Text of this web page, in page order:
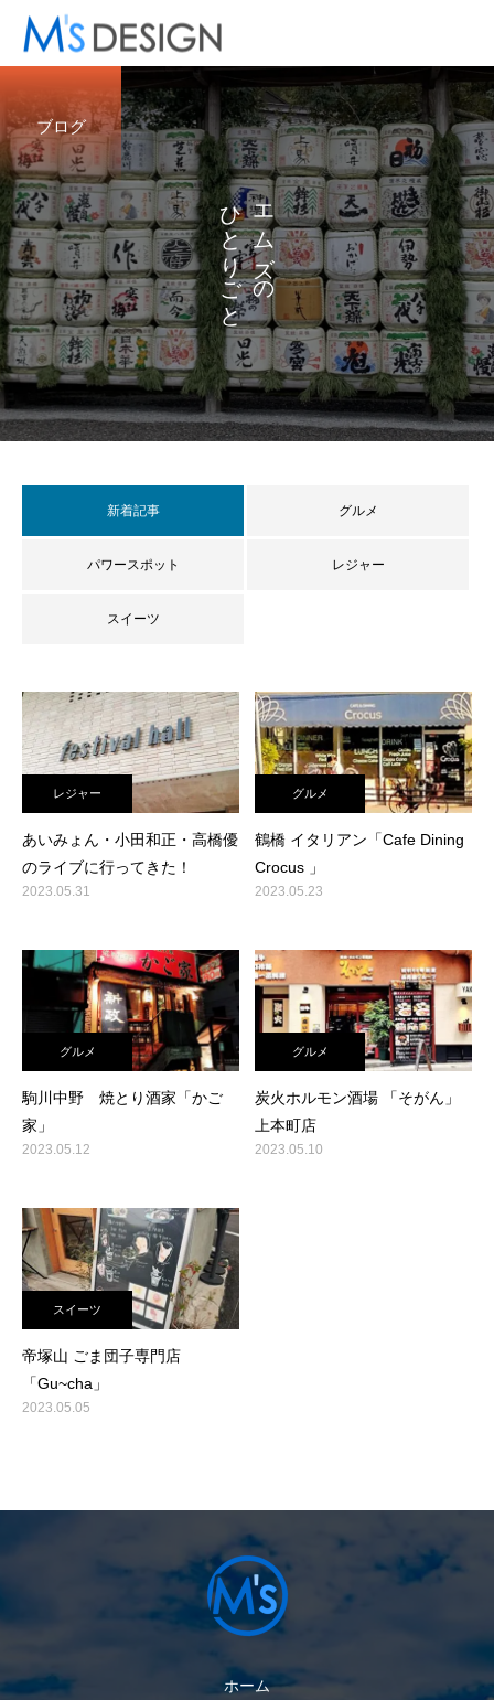
ブログ
エ
ム
ズ
の
ひ
と
り
ご
と
新着記事 グルメ
パワースポット レジャー
スイーツ
レジャー
あいみょん・小田和正・高橋優
のライブに行ってきた！
2023.05.31
グルメ
鶴橋 イタリアン「Cafe Dining
Crocus 」
2023.05.23
グルメ
駒川中野 焼とり酒家「かご
家」
2023.05.12
グルメ
炭火ホルモン酒場 「そがん」
上本町店
2023.05.10
スイーツ
帝塚山 ごま団子専門店
「Gu~cha」
2023.05.05
ホーム